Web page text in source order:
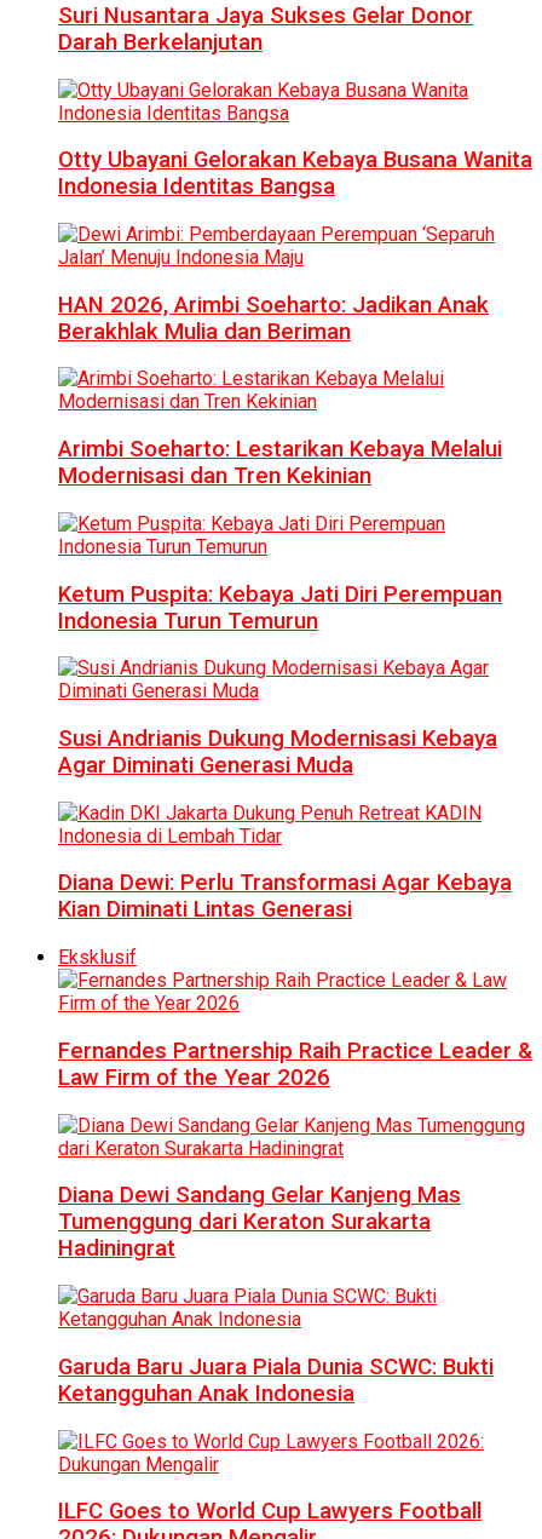
Suri Nusantara Jaya Sukses Gelar Donor
Darah Berkelanjutan
Otty Ubayani Gelorakan Kebaya Busana Wanita
Indonesia Identitas Bangsa
HAN 2026, Arimbi Soeharto: Jadikan Anak
Berakhlak Mulia dan Beriman
Arimbi Soeharto: Lestarikan Kebaya Melalui
Modernisasi dan Tren Kekinian
Ketum Puspita: Kebaya Jati Diri Perempuan
Indonesia Turun Temurun
Susi Andrianis Dukung Modernisasi Kebaya
Agar Diminati Generasi Muda
Diana Dewi: Perlu Transformasi Agar Kebaya
Kian Diminati Lintas Generasi
Eksklusif
Fernandes Partnership Raih Practice Leader &
Law Firm of the Year 2026
Diana Dewi Sandang Gelar Kanjeng Mas
Tumenggung dari Keraton Surakarta
Hadiningrat
Garuda Baru Juara Piala Dunia SCWC: Bukti
Ketangguhan Anak Indonesia
ILFC Goes to World Cup Lawyers Football